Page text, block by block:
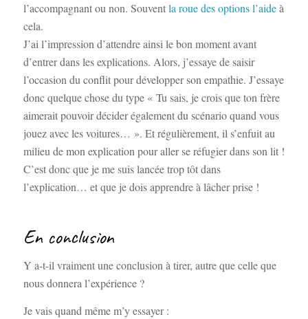
l’accompagnant ou non. Souventla roue des options l’aideà
cela.
J’ai l’impression d’attendre ainsi le bon moment avant
d’entrer dans les explications. Alors, j’essaye de saisir
l’occasion du conflit pour développer son empathie. J’essaye
donc quelque chose du type « Tu sais, je crois que ton frère
aimerait pouvoir décider également du scénario quand vous
jouez avec les voitures… ». Et régulièrement, il s’enfuit au
milieu de mon explication pour aller se réfugier dans son lit !
C’est donc que je me suis lancée trop tôt dans
l’explication… et que je dois apprendre à lâcher prise !
En conclusion
Y a-t-il vraiment une conclusion à tirer, autre que celle que
nous donnera l’expérience ?
Je vais quand même m’y essayer :